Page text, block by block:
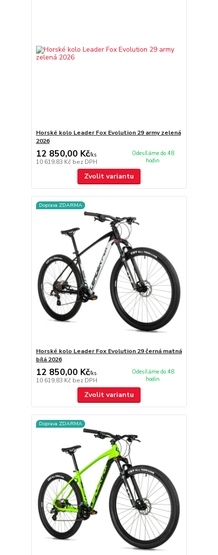
Horské kolo Leader Fox Evolution 29 army zelená
2026
12 850,00 Kč/ks
10 619,83 Kč bez DPH
Odesíláme do 48
hodin
Zvolit variantu
Doprava ZDARMA
Horské kolo Leader Fox Evolution 29 černá matná
bílá 2026
12 850,00 Kč/ks
10 619,83 Kč bez DPH
Odesíláme do 48
hodin
Zvolit variantu
Doprava ZDARMA